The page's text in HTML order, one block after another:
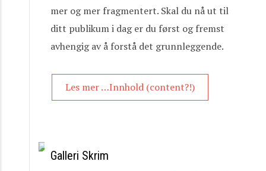
mer og mer fragmentert. Skal du nå ut til
ditt publikum i dag er du først og fremst
avhengig av å forstå det grunnleggende.
Les mer …Innhold (content?!)
Galleri Skrim